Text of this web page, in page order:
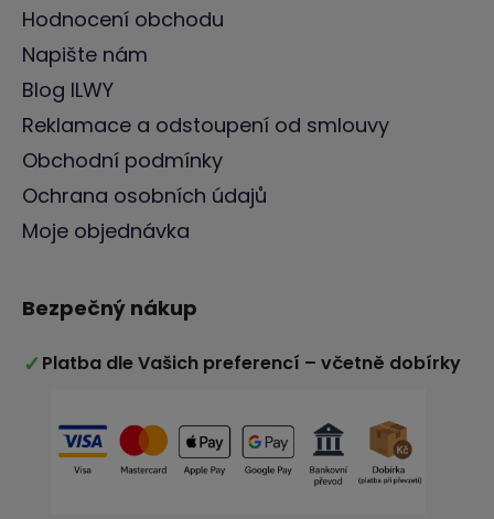
Hodnocení obchodu
Napište nám
Blog ILWY
Reklamace a odstoupení od smlouvy
Obchodní podmínky
Ochrana osobních údajů
Moje objednávka
Bezpečný nákup
✓ Platba dle Vašich preferencí – včetně dobírky